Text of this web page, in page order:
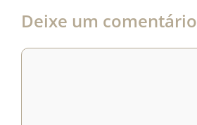
Deixe um comentário
Comentário